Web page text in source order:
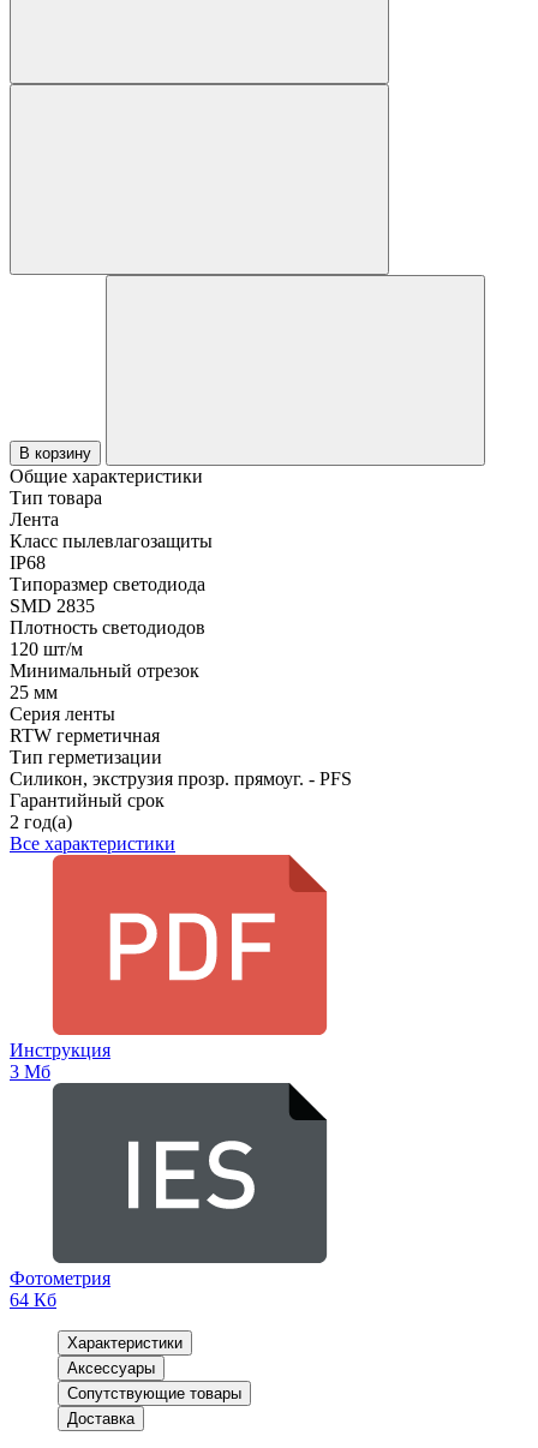
В корзину
Общие характеристики
Тип товара
Лента
Класс пылевлагозащиты
IP68
Типоразмер светодиода
SMD 2835
Плотность светодиодов
120 шт/м
Минимальный отрезок
25 мм
Серия ленты
RTW герметичная
Тип герметизации
Силикон, экструзия прозр. прямоуг. - PFS
Гарантийный срок
2 год(а)
Все характеристики
Инструкция
3 Мб
Фотометрия
64 Кб
Характеристики
Аксессуары
Сопутствующие товары
Доставка